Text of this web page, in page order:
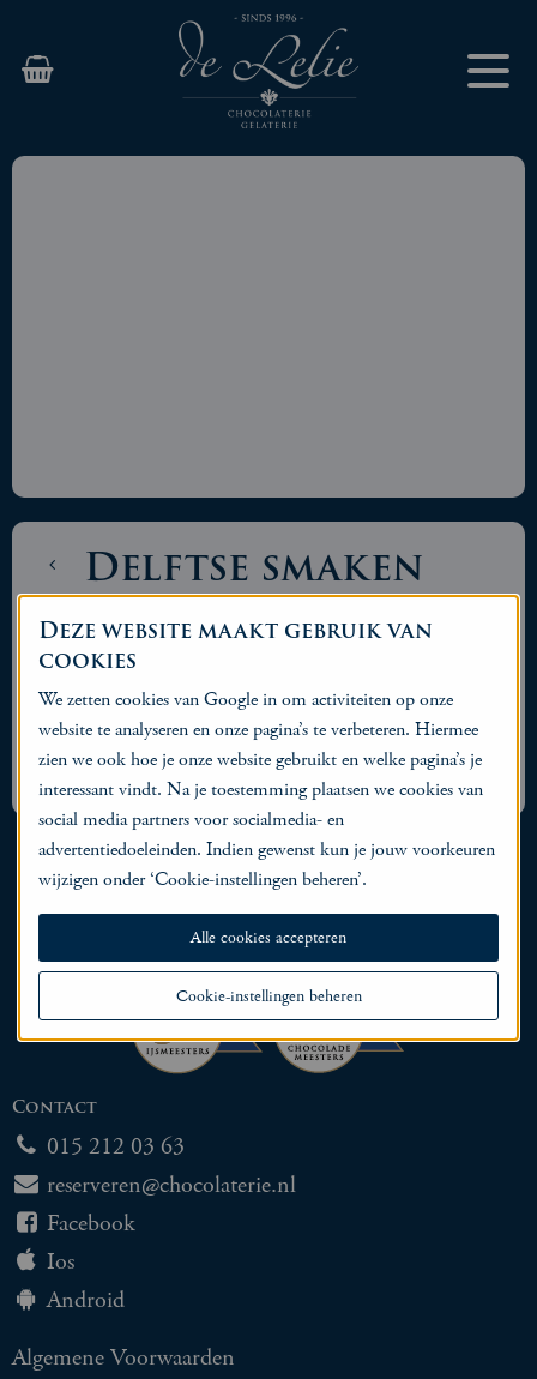
Delftse smaken
7 jaren geledendoorChocolaterie De Lelie
Vandaag hebben we alle Delftse smaken in de spotlight Koffie ijs
van Kek - De koffiebar van Delft , Appeltaart van Kobus Kuch,
Scheve Jan van Bakkerij de Diamante Ring, Aardbei van Bertos,
Delftse Donder van Stads-Koffyhuis Delft en onze eigen
Delftenaar niet te vergeten! Tot straks!
Contact
015 212 03 63
reserveren@chocolaterie.nl
Facebook
Ios
Android
Algemene Voorwaarden
Deze website maakt gebruik van
cookies
We zetten cookies van Google in om activiteiten op onze
website te analyseren en onze pagina’s te verbeteren. Hiermee
zien we ook hoe je onze website gebruikt en welke pagina’s je
interessant vindt. Na je toestemming plaatsen we cookies van
social media partners voor socialmedia- en
advertentiedoeleinden. Indien gewenst kun je jouw voorkeuren
wijzigen onder ‘Cookie-instellingen beheren’.
Alle cookies accepteren
Cookie-instellingen beheren